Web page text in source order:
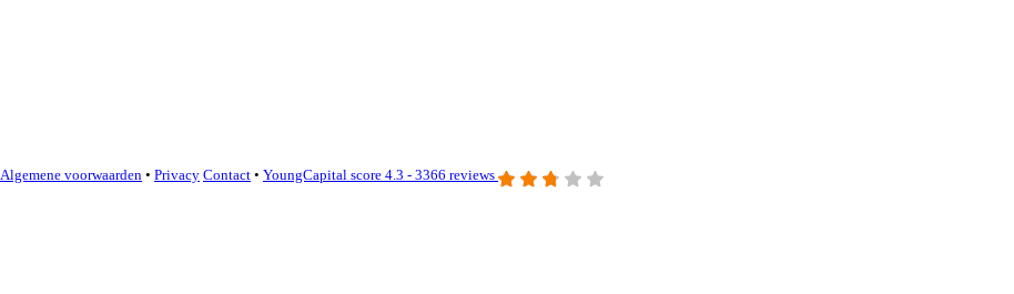
Algemene voorwaarden • Privacy Contact • YoungCapital score 4.3 - 3366 reviews